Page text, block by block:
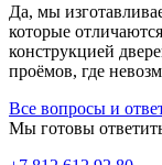
Да, мы
которые
конструкцией
проёмов, где
Все вопросы и
Мы готовы